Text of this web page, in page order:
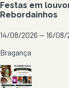
Festas em
Rebordainhos
14/08/2026 — 16/08/
Bragança